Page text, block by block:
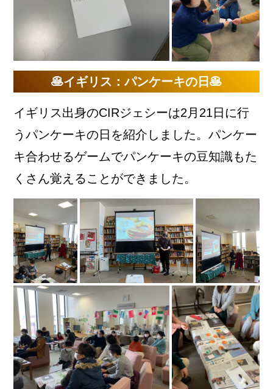
🥞イギリス：パンケーキの日🥞
イギリス出身のCIRジェシーは2月21日に行
うパンケーキの日を紹介しました。パンケー
キ合わせるゲームでパンケーキの豆知識もた
くさん覚えることができました。